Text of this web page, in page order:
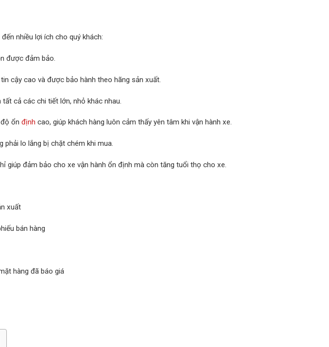
nhiều lợi ích cho quý khách:
được đảm bảo.
cậy cao và được bảo hành theo hãng sản xuất.
cả các chi tiết lớn, nhỏ khác nhau.
ổn định cao, giúp khách hàng luôn cảm thấy yên tâm khi vận hành xe.
phải lo lắng bị chặt chém khi mua.
giúp đảm bảo cho xe vận hành ổn định mà còn tăng tuổi thọ cho xe.
xuất
bán hàng
hàng đã báo giá